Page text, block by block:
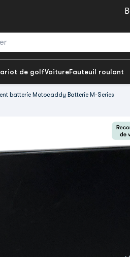
de golfVoitureFauteuil roulant
batterie Motocaddy Batterie M-Series